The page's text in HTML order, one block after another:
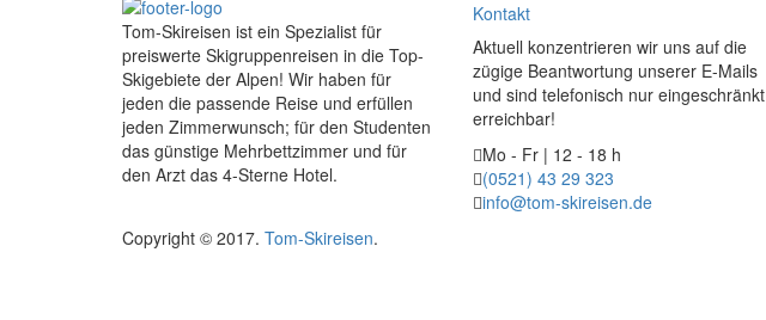
Tom-Skireisen ist ein Spezialist für
preiswerte Skigruppenreisen in die Top-
Skigebiete der Alpen! Wir haben für
jeden die passende Reise und erfüllen
jeden Zimmerwunsch; für den Studenten
das günstige Mehrbettzimmer und für
den Arzt das 4-Sterne Hotel.
Kontakt
Aktuell konzentrieren wir uns auf die
zügige Beantwortung unserer E-Mails
und sind telefonisch nur eingeschränkt
erreichbar!
Mo - Fr | 12 - 18 h
(0521) 43 29 323
info@tom-skireisen.de
Copyright © 2017. Tom-Skireisen.